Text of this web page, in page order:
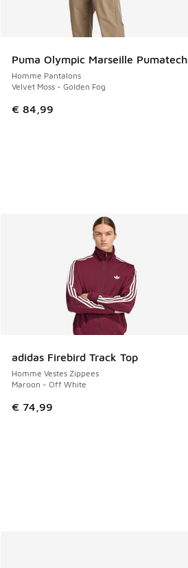
Puma Olympic Marseille Pumatech
Homme Pantalons
Velvet Moss - Golden Fog
€ 84,99
adidas Firebird Track Top
Homme Vestes Zippees
Maroon - Off White
€ 74,99